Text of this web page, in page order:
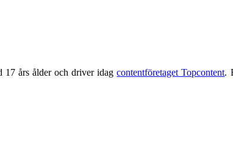
17 års ålder och driver idagcontentföretaget Topcontent.